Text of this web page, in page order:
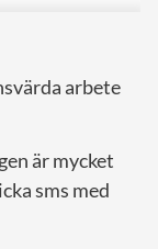
arbete
är mycket
sms med